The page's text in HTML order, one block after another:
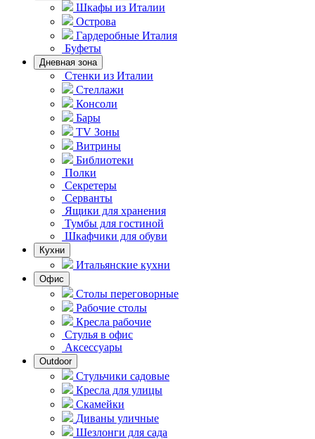
Шкафы из Италии
Острова
Гардеробные Италия
Буфеты
Дневная зона
Стенки из Италии
Стеллажи
Консоли
Бары
TV Зоны
Витрины
Библиотеки
Полки
Секретеры
Серванты
Ящики для хранения
Тумбы для гостиной
Шкафчики для обуви
Кухни
Итальянские кухни
Офис
Столы переговорные
Рабочие столы
Кресла рабочие
Стулья в офис
Аксессуары
Outdoor
Стульчики садовые
Кресла для улицы
Скамейки
Диваны уличные
Шезлонги для сада